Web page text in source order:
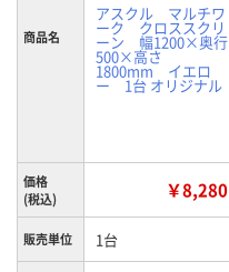
商品名
アスクル マルチワ
ーク クロススクリ
ーン 幅1200×奥行
500×高さ
1800mm イエロ
ー 1台 オリジナル
価格
(税込)
￥8,280
販売単位 1台